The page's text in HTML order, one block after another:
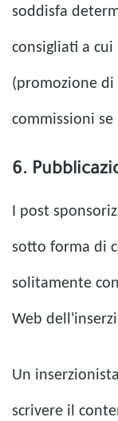
soddisfa
consigliati a
(promozione di
commissioni se
6.
I post
sotto forma di
solitamente
Web
Un
scrivere il